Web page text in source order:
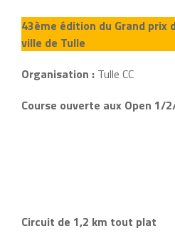
43ème édition du Grand prix
ville de Tulle
Organisation : Tulle CC
Course ouverte aux Open 1/
Circuit de 1,2 km tout plat